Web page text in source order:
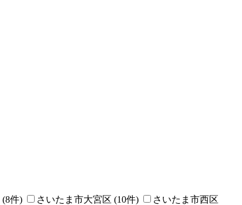
(8件) さいたま市大宮区 (10件)
さいたま市西区